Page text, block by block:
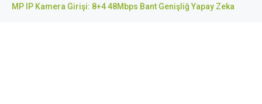
MP IP Kamera Girişi: 8+4 48Mbps Bant Genişliğ Yapay Zeka